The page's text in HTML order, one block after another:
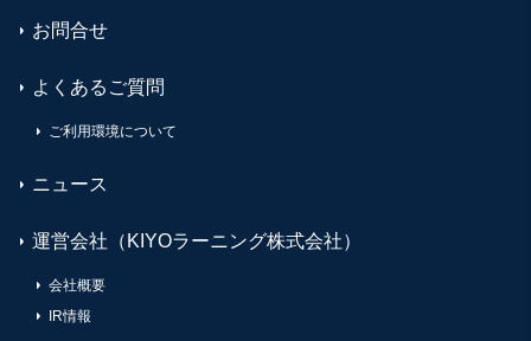
お問合せ
よくあるご質問
ご利用環境について
ニュース
運営会社（KIYOラーニング株式会社）
会社概要
IR情報